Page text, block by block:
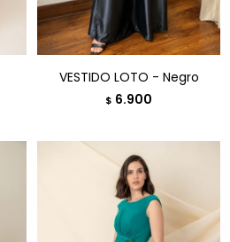
VESTIDO LOTO - Negro
$ 6.900